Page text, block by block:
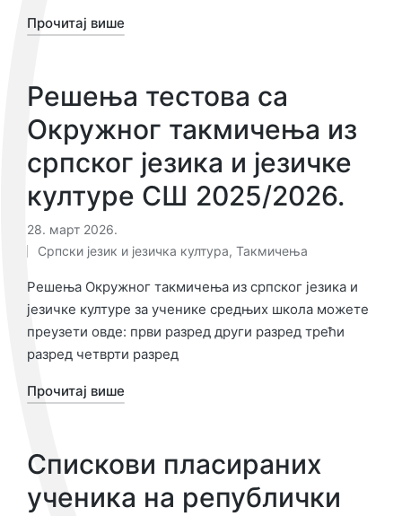
Прочитај више
Решења тестова са
Окружног такмичења из
српског језика и језичке
културе СШ 2025/2026.
28. март 2026.
Објављено
у
Српски језик и језичка култура, Такмичења
Решења Окружног такмичења из српског језика и
језичке културе за ученике средњих школа можете
преузети овде: први разред други разред трећи
разред четврти разред
Прочитај више
Спискови пласираних
ученика на републички